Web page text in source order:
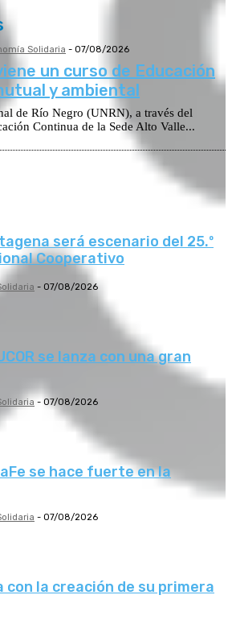
Solidaria - 07/08/2026
un curso de Educación
y ambiental
de Río Negro (UNRN), a través del
Continua de la Sede Alto Valle...
será escenario del 25.º
Cooperativo
- 07/08/2026
se lanza con una gran
- 07/08/2026
se hace fuerte en la
- 07/08/2026
con la creación de su primera